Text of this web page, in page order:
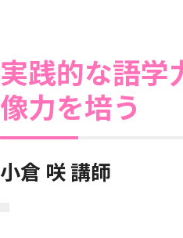
実践的な語学
像力を培う
小倉 咲 講師